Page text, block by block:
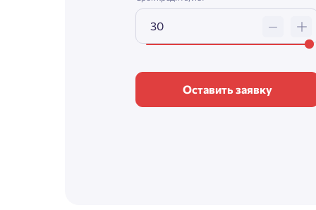
Оставить заявку